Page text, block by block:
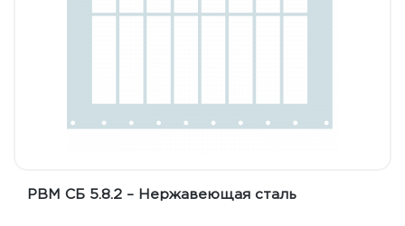
РВМ СБ 5.8.2 – Нержавеющая сталь